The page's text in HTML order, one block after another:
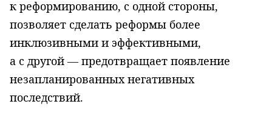
к реформированию, с одной стороны,
позволяет сделать реформы более
инклюзивными и эффективными,
а с другой — предотвращает появление
незапланированных негативных
последствий.